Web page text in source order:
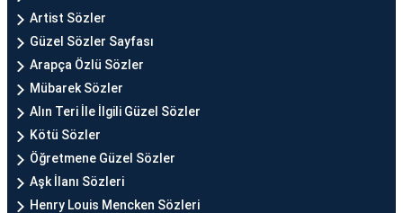
Artist Sözler
Güzel Sözler Sayfası
Arapça Özlü Sözler
Mübarek Sözler
Alın Teri İle İlgili Güzel Sözler
Kötü Sözler
Öğretmene Güzel Sözler
Aşk İlanı Sözleri
Henry Louis Mencken Sözleri